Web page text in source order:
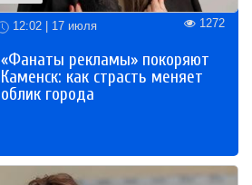
12:02 | 17 июля 1272
«Фанаты рекламы» покоряют
Каменск: как страсть меняет
облик города